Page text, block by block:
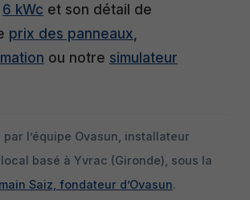
6 kWc et son détail de
prix des panneaux
ou notre simulateur
l’équipe Ovasun, installateur
basé à Yvrac (Gironde), sous la
Saiz, fondateur d’Ovasun.